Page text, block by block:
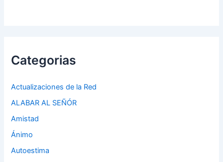
Categorias
Actualizaciones de la Red
ALABAR AL SEÑÓR
Amistad
Ánimo
Autoestima